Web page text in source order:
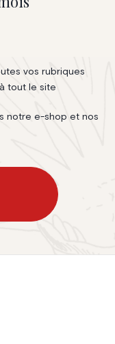
vos rubriques
tout le site
notre e-shop et nos